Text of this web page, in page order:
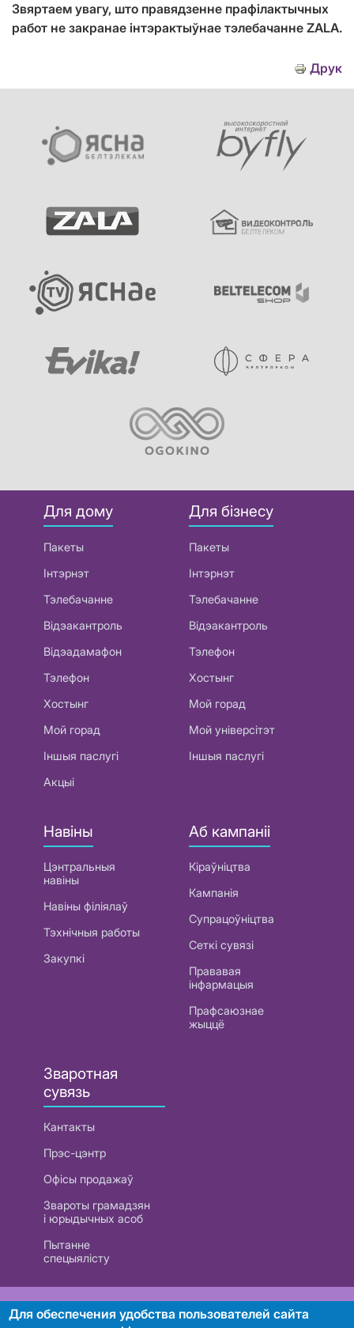
Звяртаем увагу, што правядзенне прафілактычных
работ не закранае інтэрактыўнае тэлебачанне ZALA.
Друк
Для дому
Пакеты
Інтэрнэт
Тэлебачанне
Відэакантроль
Відэадамафон
Тэлефон
Хостынг
Мой горад
Іншыя паслугі
Акцыі
Для бізнесу
Пакеты
Інтэрнэт
Тэлебачанне
Відэакантроль
Тэлефон
Хостынг
Мой горад
Мой універсітэт
Іншыя паслугі
Навіны
Цэнтральныя
навіны
Навіны філіялаў
Тэхнічныя работы
Закупкі
Аб кампаніі
Кіраўніцтва
Кампанія
Супрацоўніцтва
Сеткі сувязі
Прававая
інфармацыя
Прафсаюзнае
жыццё
Зваротная
сувязь
Кантакты
Прэс-цэнтр
Офісы продажаў
Звароты грамадзян
і юрыдычных асоб
Пытанне
спецыялісту
РУП «Белтэлекам». УНП 101007741
Для обеспечения удобства пользователей сайта